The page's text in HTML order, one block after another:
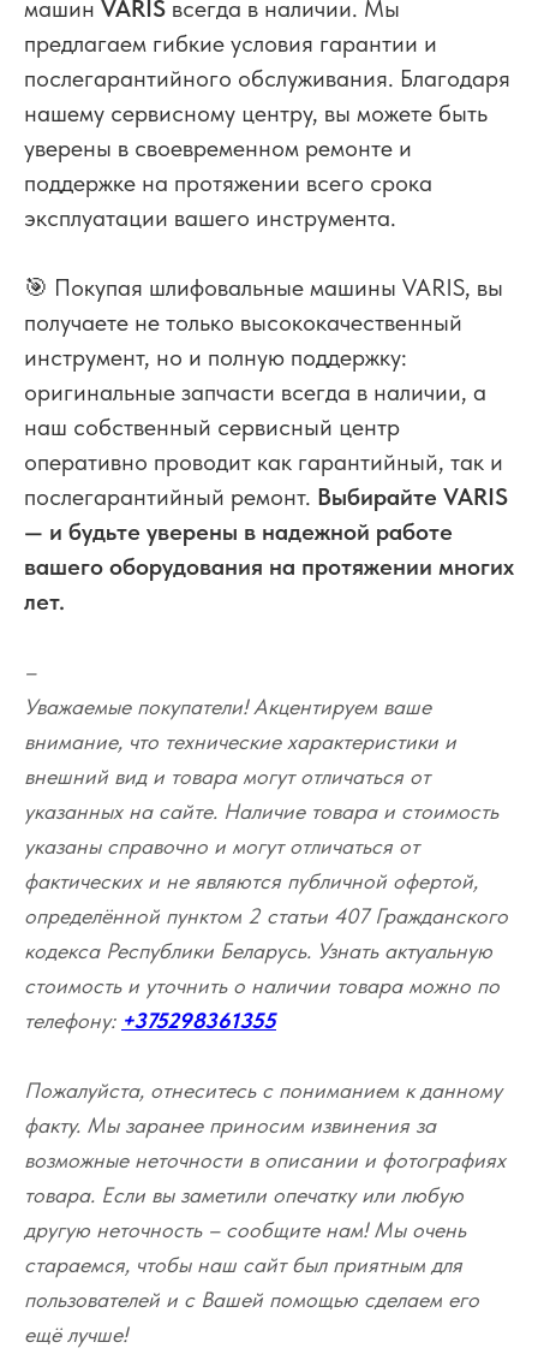
машин VARIS всегда в наличии. Мы
предлагаем гибкие условия гарантии и
послегарантийного обслуживания. Благодаря
нашему сервисному центру, вы можете быть
уверены в своевременном ремонте и
поддержке на протяжении всего срока
эксплуатации вашего инструмента.
🎯 Покупая шлифовальные машины VARIS, вы
получаете не только высококачественный
инструмент, но и полную поддержку:
оригинальные запчасти всегда в наличии, а
наш собственный сервисный центр
оперативно проводит как гарантийный, так и
послегарантийный ремонт. Выбирайте VARIS
— и будьте уверены в надежной работе
вашего оборудования на протяжении многих
лет.
–
Уважаемые покупатели! Акцентируем ваше
внимание, что технические характеристики и
внешний вид и товара могут отличаться от
указанных на сайте. Наличие товара и стоимость
указаны справочно и могут отличаться от
фактических и не являются публичной офертой,
определённой пунктом 2 статьи 407 Гражданского
кодекса Республики Беларусь. Узнать актуальную
стоимость и уточнить о наличии товара можно по
телефону: +375298361355
Пожалуйста, отнеситесь с пониманием к данному
факту. Мы заранее приносим извинения за
возможные неточности в описании и фотографиях
товара. Если вы заметили опечатку или любую
другую неточность – сообщите нам! Мы очень
стараемся, чтобы наш сайт был приятным для
пользователей и с Вашей помощью сделаем его
ещё лучше!